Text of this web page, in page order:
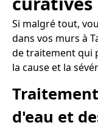
Si malgré tout,
dans vos murs à
de traitement qui
la cause et la
d'eau et